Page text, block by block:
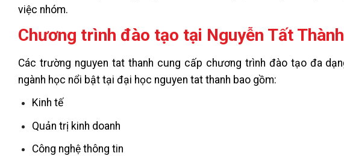
việc nhóm.
Chương trình đào tạo tại Nguyễn Tất Thành
Các trường nguyen tat thanh cung cấp chương trình đào tạo đa
ngành học nổi bật tại đại học nguyen tat thanh bao gồm:
Kinh tế
Quản trị kinh doanh
Công nghệ thông tin